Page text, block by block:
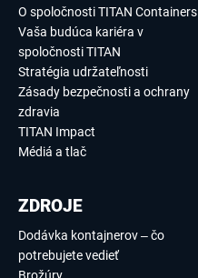
O spoločnosti TITAN Containers
Vaša budúca kariéra v
spoločnosti TITAN
Stratégia udržateľnosti
Zásady bezpečnosti a ochrany
zdravia
TITAN Impact
Médiá a tlač
ZDROJE
Dodávka kontajnerov – čo
potrebujete vedieť
Brožúry